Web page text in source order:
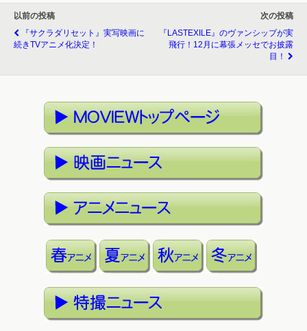
以前の投稿
『サクラダリセット』実写映画に
続きTVアニメ化決定！
次の投稿
『LASTEXILE』のヴァンシップが実
飛行！12月に幕張メッセでお披露
目！